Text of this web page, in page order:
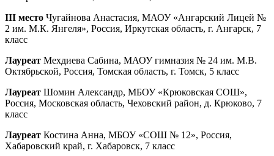
III место Чугайнова Анастасия, МАОУ «Ангарский Лицей №
2 им. М.К. Янгеля», Россия, Иркутская область, г. Ангарск, 7
класс
Лауреат Мехдиева Сабина, МАОУ гимназия № 24 им. М.В.
Октябрьской, Россия, Томская область, г. Томск, 5 класс
Лауреат Шомин Александр, МБОУ «Крюковская СОШ»,
Россия, Московская область, Чеховский район, д. Крюково, 7
класс
Лауреат Костина Анна, МБОУ «СОШ № 12», Россия,
Хабаровский край, г. Хабаровск, 7 класс